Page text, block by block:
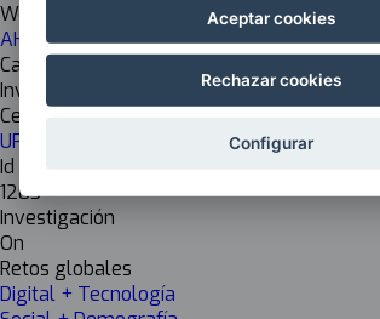
Web del centro
AHOLAB
Cargo del responsable
Investigador Principal Grupo de investigación
Centro de investigación
UPV EHU Ingeniería
Id Inkesta
1203
Investigación
On
Retos globales
Digital + Tecnología
Aceptar cookies
Rechazar cookies
Configurar